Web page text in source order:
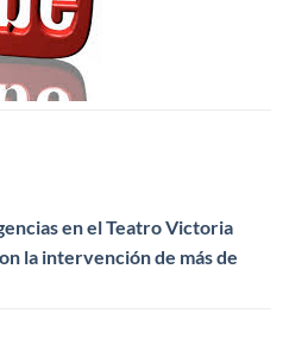
en el Teatro Victoria
la intervención de más de